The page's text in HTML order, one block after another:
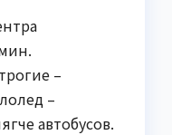
–
–
автобусов.